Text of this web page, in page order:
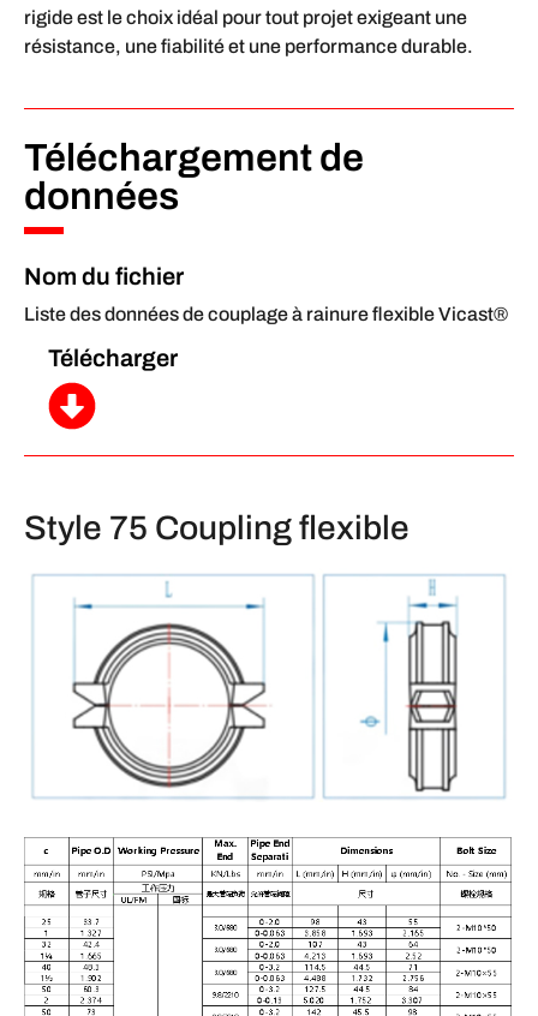
rigide est le choix idéal pour tout projet exigeant une
résistance, une fiabilité et une performance durable.
Téléchargement de
données
Nom du fichier
Liste des données de couplage à rainure flexible Vicast®
Télécharger
Style 75 Coupling flexible